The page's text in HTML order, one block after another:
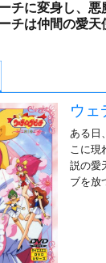
チに変身し、
チは仲間の愛
ウェ
ある日
こに現
説の愛
ブを放